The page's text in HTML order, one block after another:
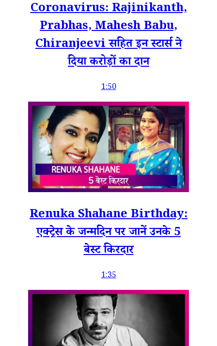
Coronavirus: Rajinikanth,
Prabhas, Mahesh Babu,
Chiranjeevi सहित इन स्टार्स ने
दिया करोड़ों का दान
1:50
Renuka Shahane Birthday:
एक्ट्रेस के जन्मदिन पर जानें उनके 5
बेस्ट किरदार
1:35